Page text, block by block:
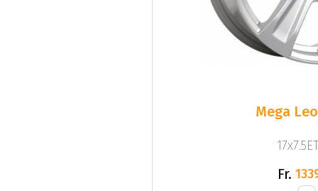
Mega
Fr.